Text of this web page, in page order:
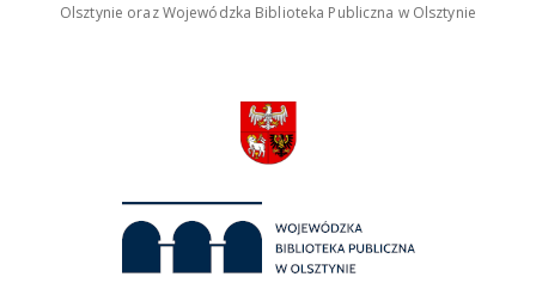
Olsztynie oraz Wojewódzka Biblioteka Publiczna w Olsztynie